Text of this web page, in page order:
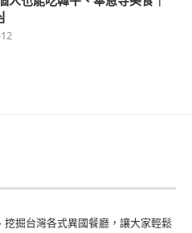
掘台灣各式異國餐廳，讓大家輕鬆